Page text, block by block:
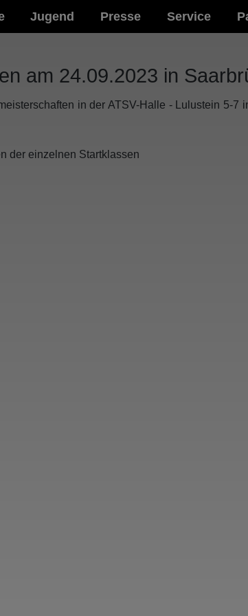
Jugend Presse Service
am 24.09.2023 in
in der ATSV-Halle - Lulustein 5-7
der einzelnen Startklassen